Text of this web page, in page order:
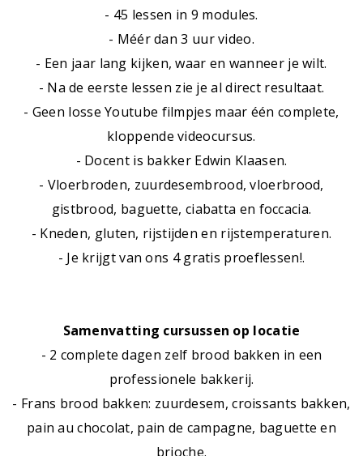
- 45 lessen in 9 modules.
- Méér dan 3 uur video.
- Een jaar lang kijken, waar en wanneer je wilt.
- Na de eerste lessen zie je al direct resultaat.
- Geen losse Youtube filmpjes maar één complete,
kloppende videocursus.
- Docent is bakker Edwin Klaasen.
- Vloerbroden, zuurdesembrood, vloerbrood,
gistbrood, baguette, ciabatta en foccacia.
- Kneden, gluten, rijstijden en rijstemperaturen.
- Je krijgt van ons 4 gratis proeflessen!.
Samenvatting cursussen op locatie
- 2 complete dagen zelf brood bakken in een
professionele bakkerij.
- Frans brood bakken: zuurdesem, croissants bakken,
pain au chocolat, pain de campagne, baguette en
brioche.